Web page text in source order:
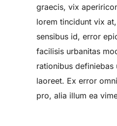
graecis, vix
lorem tincidunt vix
sensibus id, error
facilisis urbanitas
rationibus
laoreet. Ex error
pro, alia illum ea